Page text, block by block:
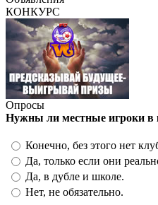
КОНКУРС
Опросы
Нужны ли местные игроки в
Конечно, без этого нет
Да, только если они
Да, в дубле и школе.
Нет, не обязательно.